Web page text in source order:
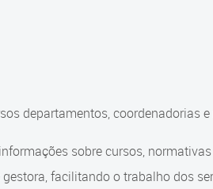
departamentos, coordenadorias
sobre cursos,
facilitando o trabalho dos